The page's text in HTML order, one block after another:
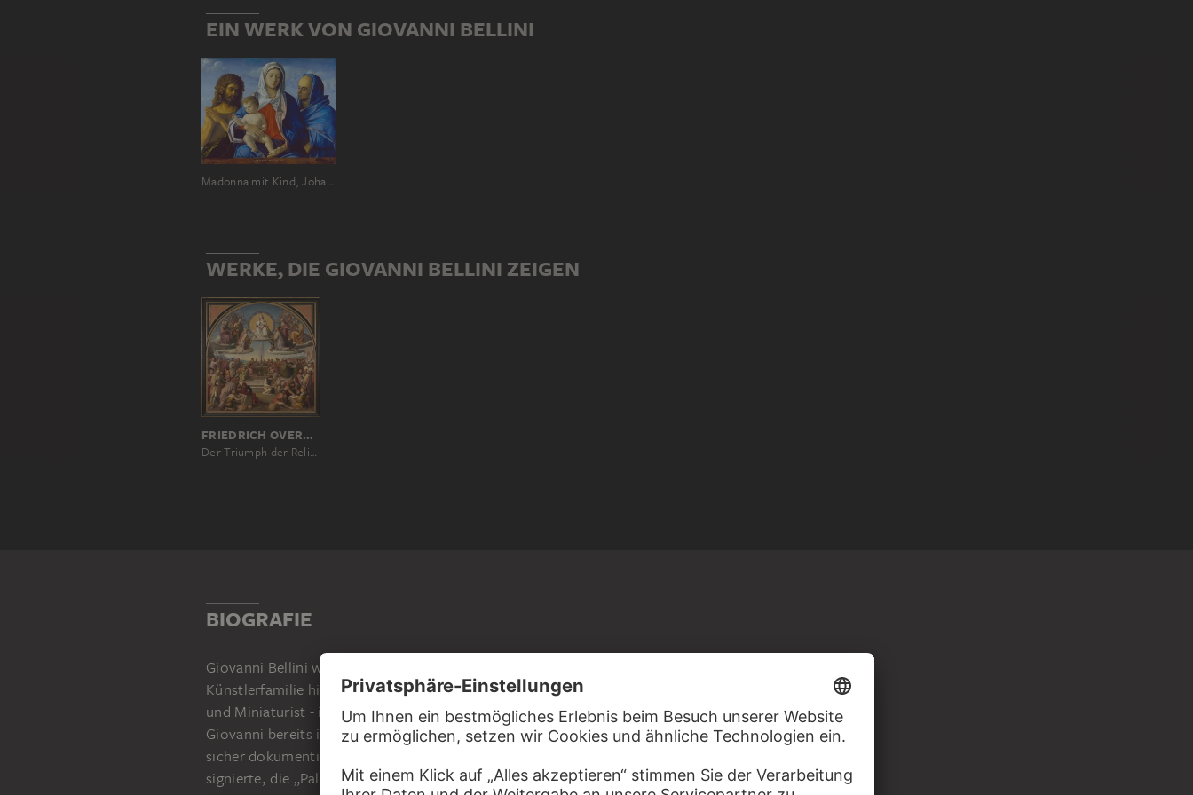
EIN WERK VON GIOVANNI BELLINI
Madonna mit Kind, Johannes dem Täufer und der heiligen Elisabeth
WERKE, DIE GIOVANNI BELLINI ZEIGEN
FRIEDRICH OVERBECK
Der Triumph der Religion in den Künsten
BIOGRAFIE
Giovanni Bellini wurde als unehelicher Sohn Jacopo Bellinis in eine venezianische
Künstlerfamilie hineingeboren und dürfte seine erste Ausbildung - als Tafelmaler, Zeichner
und Miniaturist - in der väterlichen Werkstatt erhalten haben. Im Jahre 1459 lebte
Giovanni bereits in einem eigenen Haushalt, und aus dem Folgejahr stammt sein erstes
sicher dokumentiertes Werk, das er gemeinsam mit dem Vater und seinem Bruder Gentile
signierte, die „Pala Gattamalata" in S. Antonio in Padua. Seit den 1470er Jahren sind bis